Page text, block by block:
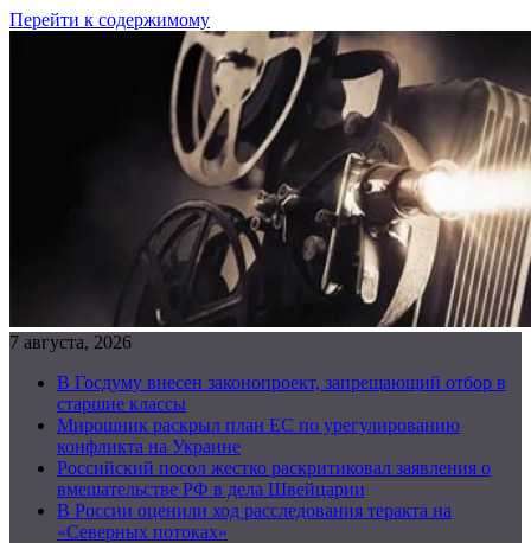
Перейти к содержимому
7 августа, 2026
В Госдуму внесен законопроект, запрещающий отбор в
старшие классы
Мирошник раскрыл план ЕС по урегулированию
конфликта на Украине
Российский посол жестко раскритиковал заявления о
вмешательстве РФ в дела Швейцарии
В России оценили ход расследования теракта на
«Северных потоках»